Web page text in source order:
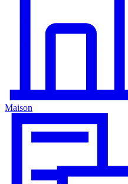
Maison